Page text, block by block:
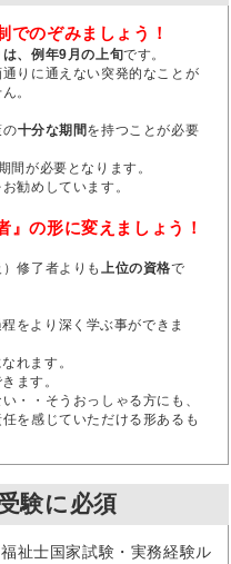
でのぞみましょう！
は、例年9月の上旬です。
りに通えない突発的なことが
。
の十分な期間を持つことが必要
間が必要となります。
勧めしています。
』の形に変えましょう！
修了者よりも上位の資格で
をより深く学ぶ事ができま
れます。
ます。
・・そうおっしゃる方にも、
を感じていただける形あるも
験に必須
祉士国家試験・実務経験ル